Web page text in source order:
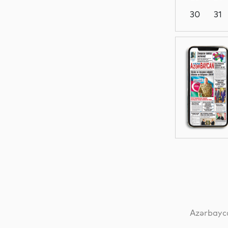
Müsahibə
Gündəm
30
31